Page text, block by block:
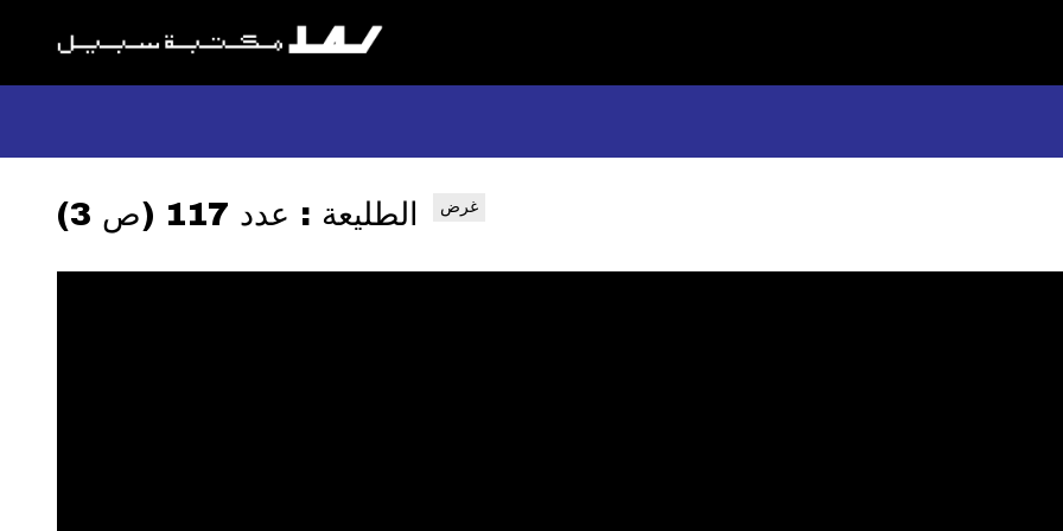
الطليعة : عدد 117 (ص 3) غرض